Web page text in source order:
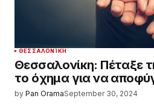
ΘΕΣΣΑΛΟΝΊΚΗ
Θεσσαλονίκη: Πέταξε
το όχημα για να
by Pan OramaSeptember 30, 2024